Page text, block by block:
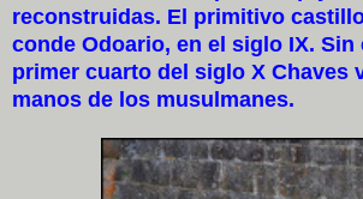
reconstruidas. El primitivo
conde Odoario, en el siglo IX. Sin
primer cuarto del siglo X Chaves
manos de los musulmanes.